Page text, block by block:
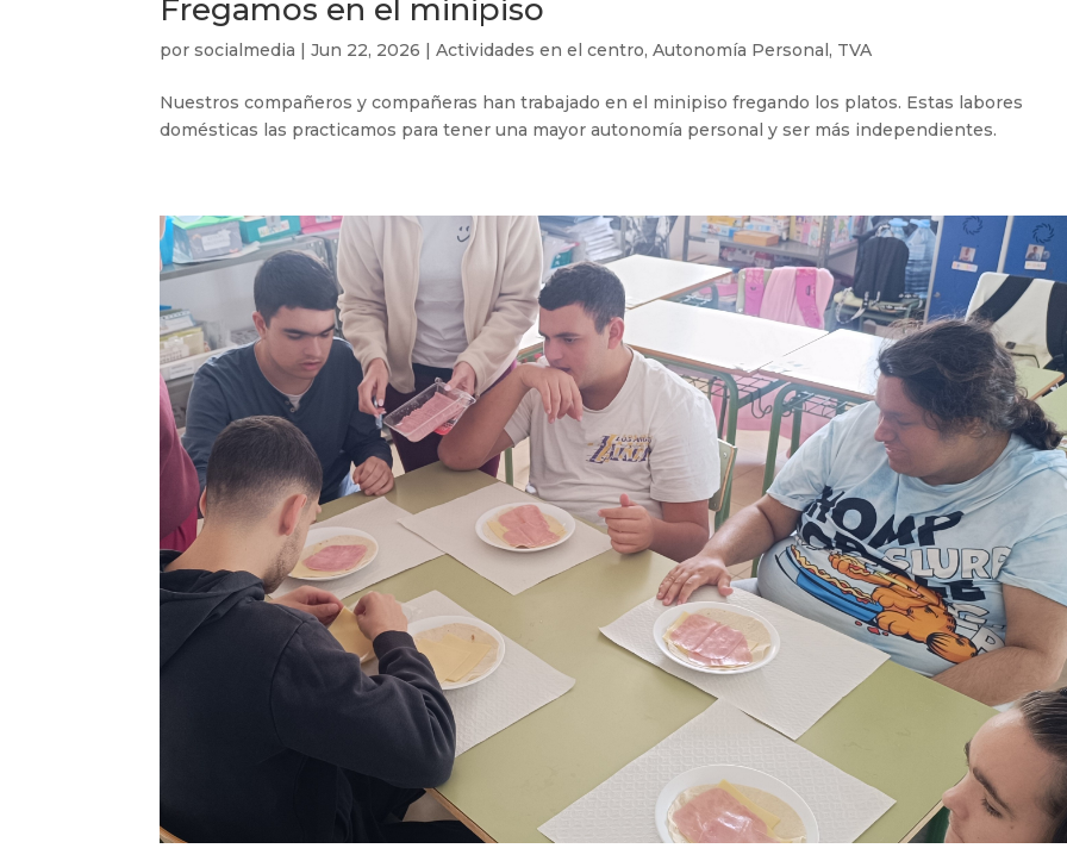
Fregamos en el minipiso
porsocialmedia |Jun 22, 2026 |Actividades en el centro,Autonomía Personal, TVA
Nuestros compañeros y compañeras han trabajado en el minipiso fregando los platos. Estas labores
domésticas las practicamos para tener una mayor autonomía personal y ser más independientes.